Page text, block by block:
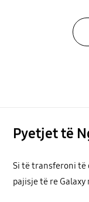
Pyetjet të
Si të transferoni të
pajisje të re